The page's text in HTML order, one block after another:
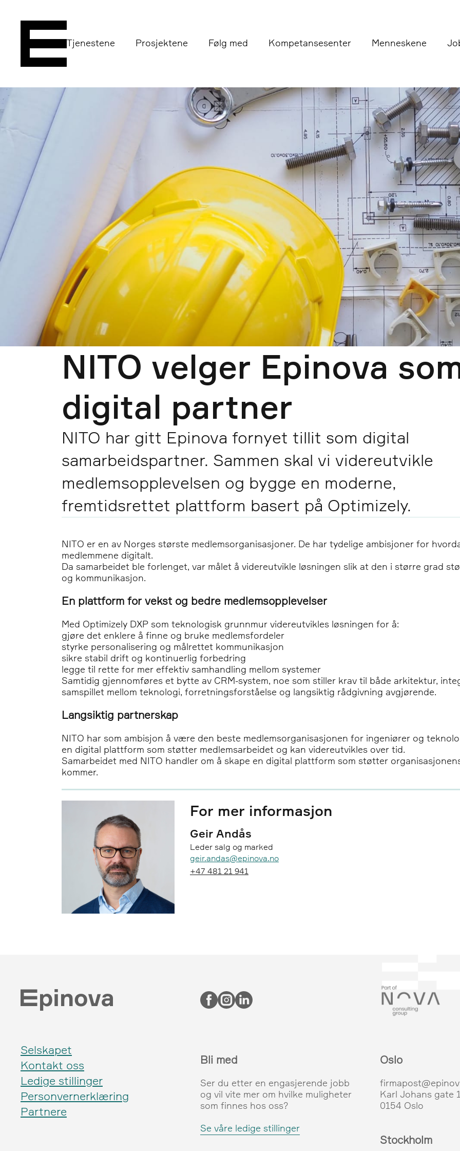
Tjenestene Prosjektene Følg med Kompetansesenter Menneskene
NITO velger Epinova
digital partner
NITO har gitt Epinova fornyet tillit som digital
samarbeidspartner. Sammen skal vi videreutvikle
medlemsopplevelsen og bygge en moderne,
fremtidsrettet plattform basert på Optimizely.
NITO er en av Norges største medlemsorganisasjoner. De har tydelige ambisjoner for
medlemmene digitalt.
Da samarbeidet ble forlenget, var målet å videreutvikle løsningen slik at den i større grad
og kommunikasjon.
En plattform for vekst og bedre medlemsopplevelser
Med Optimizely DXP som teknologisk grunnmur videreutvikles løsningen for å:
gjøre det enklere å finne og bruke medlemsfordeler
styrke personalisering og målrettet kommunikasjon
sikre stabil drift og kontinuerlig forbedring
legge til rette for mer effektiv samhandling mellom systemer
Samtidig gjennomføres et bytte av CRM-system, noe som stiller krav til både arkitektur,
samspillet mellom teknologi, forretningsforståelse og langsiktig rådgivning avgjørende.
Langsiktig partnerskap
NITO har som ambisjon å være den beste medlemsorganisasjonen for ingeniører og
en digital plattform som støtter medlemsarbeidet og kan videreutvikles over tid.
Samarbeidet med NITO handler om å skape en digital plattform som støtter
kommer.
For mer informasjon
Geir Andås
Leder salg og marked
geir.andas@epinova.no
+47 481 21 941
Selskapet
Kontakt oss
Ledige stillinger
Personvernerklæring
Partnere
Bli med
Ser du etter en engasjerende jobb
og vil vite mer om hvilke muligheter
som finnes hos oss?
Se våre ledige stillinger
Oslo
Karl Johans gate
0154 Oslo
Stockholm